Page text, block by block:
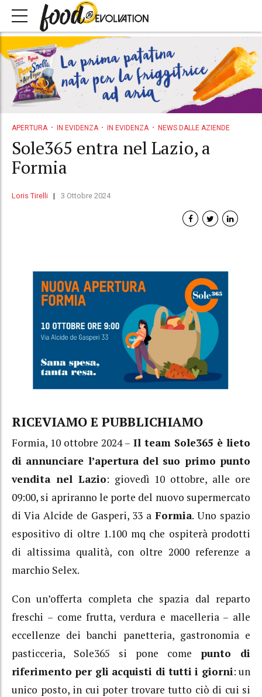
APERTURA IN EVIDENZA IN EVIDENZA NEWS DALLE AZIENDE
Sole365 entra nel Lazio, a
Formia
Loris Tirelli 3 Ottobre 2024
RICEVIAMO E PUBBLICHIAMO
Formia, 10 ottobre 2024 – Il team Sole365 è lieto
di annunciare l’apertura del suo primo punto
vendita nel Lazio: giovedì 10 ottobre, alle ore
09:00, si apriranno le porte del nuovo supermercato
di Via Alcide de Gasperi, 33 aFormia. Uno spazio
espositivo di oltre 1.100 mq che ospiterà prodotti
di altissima qualità, con oltre 2000 referenze a
marchio Selex.
Con un’offerta completa che spazia dal reparto
freschi – come frutta, verdura e macelleria – alle
eccellenze dei banchi panetteria, gastronomia e
pasticceria, Sole365 si pone come punto di
riferimento per gli acquisti di tutti i giorni: un
unico posto, in cui poter trovare tutto ciò di cui si